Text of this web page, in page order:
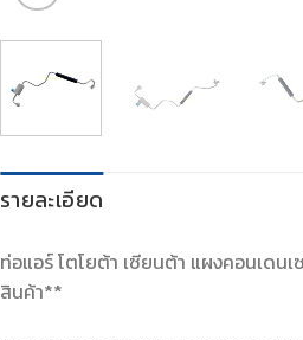
รายละเอียด
ท่อแอร์ โตโยต้า เซียนต้า แผงคอนเด
สินค้า**